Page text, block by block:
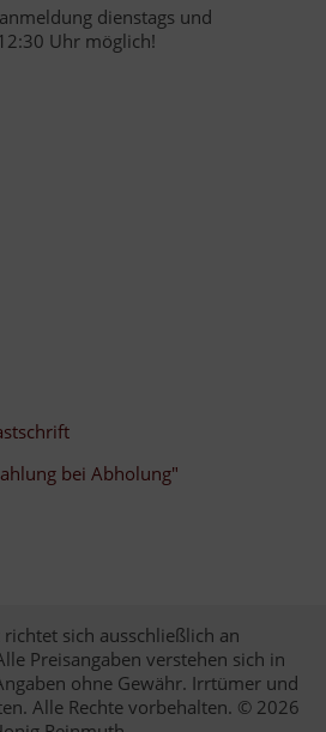
dienstags und
Uhr möglich!
sich ausschließlich an
Preisangaben verstehen sich in
ohne Gewähr. Irrtümer und
Alle Rechte vorbehalten. © 2026